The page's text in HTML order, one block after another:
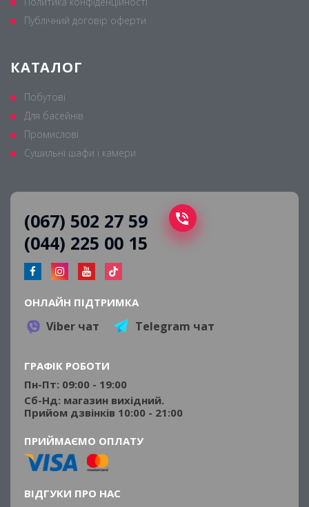
Публічний договір оферти
КАТАЛОГ
Побутові
Для басейнів
Промислові
Сушильні шафи і камери
(067) 502 27 59
(044) 225 00 15
ОНЛАЙН ПІДТРИМКА
Viber чат Telegram чат
ГРАФІК РОБОТИ
Пн-Пт: 09:00 - 19:00
Сб-Нд: магазин вихідний.
Прийом дзвінків 10:00 - 21:00
ПРИЙМАЄМО ОПЛАТУ
ВІДГУКИ ПРО НАС